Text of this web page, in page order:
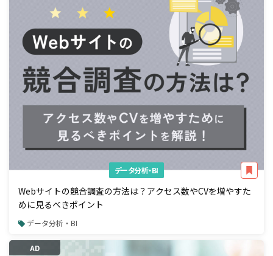
データ分析・BI
Webサイトの競合調査の方法は？アクセス数やCVを増やすた
めに見るべきポイント
データ分析・BI
AD